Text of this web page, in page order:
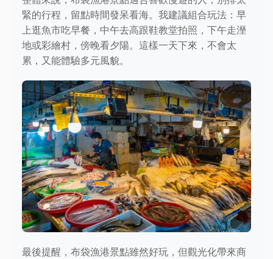
緊的行程，留點時間發呆看海。我建議組合玩法：早
上逛魚市吃早餐，中午去高跟鞋教堂拍照，下午走溼
地或彩繪村，傍晚看夕陽。這樣一天下來，不會太
累，又能體驗多元風貌。
最後提醒，布袋漁港景點雖然好玩，但觀光化帶來商